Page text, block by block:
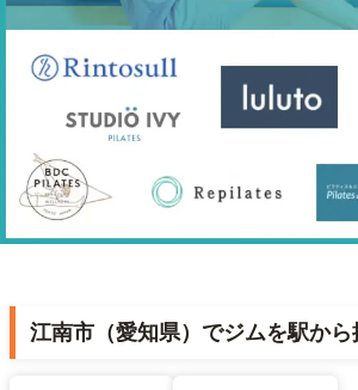
江南市（愛知県）でジムを駅から